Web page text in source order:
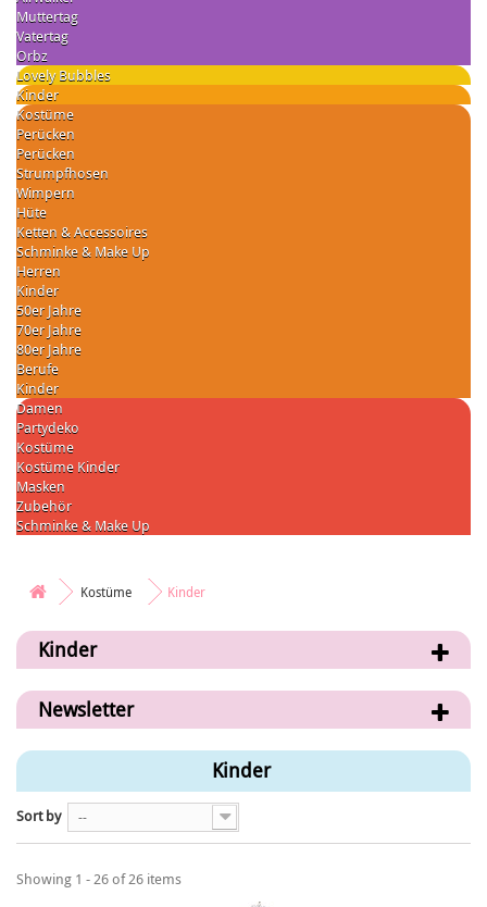
Muttertag
Vatertag
Orbz
Lovely Bubbles
Kinder
Kostüme
Perücken
Perücken
Strumpfhosen
Wimpern
Hüte
Ketten & Accessoires
Schminke & Make Up
Herren
Kinder
50er Jahre
70er Jahre
80er Jahre
Berufe
Kinder
Damen
Partydeko
Kostüme
Kostüme Kinder
Masken
Zubehör
Schminke & Make Up
Kostüme Kinder
Kinder
Newsletter
Kinder
Sort by --
Showing 1 - 26 of 26 items